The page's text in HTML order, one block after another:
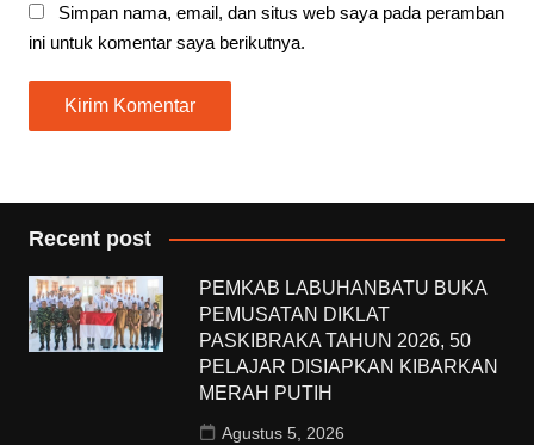
Simpan nama, email, dan situs web saya pada peramban
ini untuk komentar saya berikutnya.
Recent post
PEMKAB LABUHANBATU BUKA
PEMUSATAN DIKLAT
PASKIBRAKA TAHUN 2026, 50
PELAJAR DISIAPKAN KIBARKAN
MERAH PUTIH
Agustus 5, 2026